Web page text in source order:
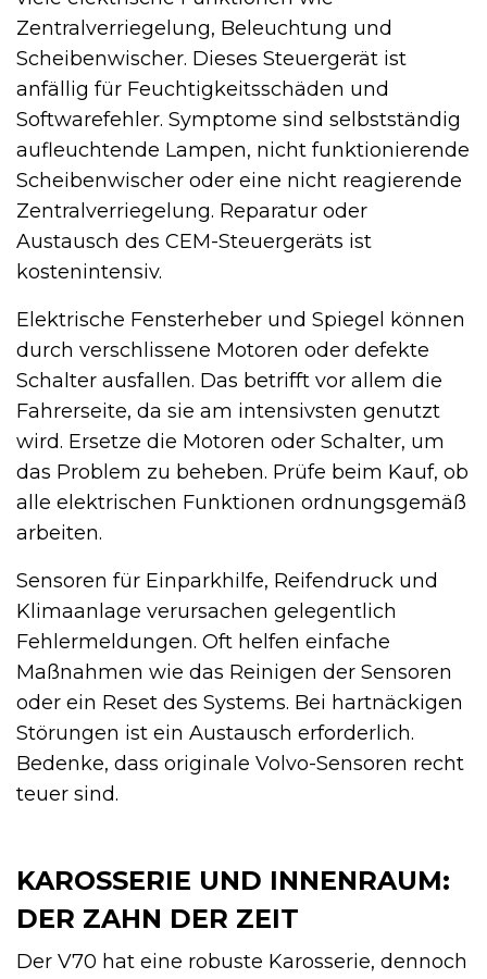
Zentralverriegelung, Beleuchtung und
Scheibenwischer. Dieses Steuergerät ist
anfällig für Feuchtigkeitsschäden und
Softwarefehler. Symptome sind selbstständig
aufleuchtende Lampen, nicht funktionierende
Scheibenwischer oder eine nicht reagierende
Zentralverriegelung. Reparatur oder
Austausch des CEM-Steuergeräts ist
kostenintensiv.
Elektrische Fensterheber und Spiegel können
durch verschlissene Motoren oder defekte
Schalter ausfallen. Das betrifft vor allem die
Fahrerseite, da sie am intensivsten genutzt
wird. Ersetze die Motoren oder Schalter, um
das Problem zu beheben. Prüfe beim Kauf, ob
alle elektrischen Funktionen ordnungsgemäß
arbeiten.
Sensoren für Einparkhilfe, Reifendruck und
Klimaanlage verursachen gelegentlich
Fehlermeldungen. Oft helfen einfache
Maßnahmen wie das Reinigen der Sensoren
oder ein Reset des Systems. Bei hartnäckigen
Störungen ist ein Austausch erforderlich.
Bedenke, dass originale Volvo-Sensoren recht
teuer sind.
KAROSSERIE UND INNENRAUM:
DER ZAHN DER ZEIT
Der V70 hat eine robuste Karosserie, dennoch